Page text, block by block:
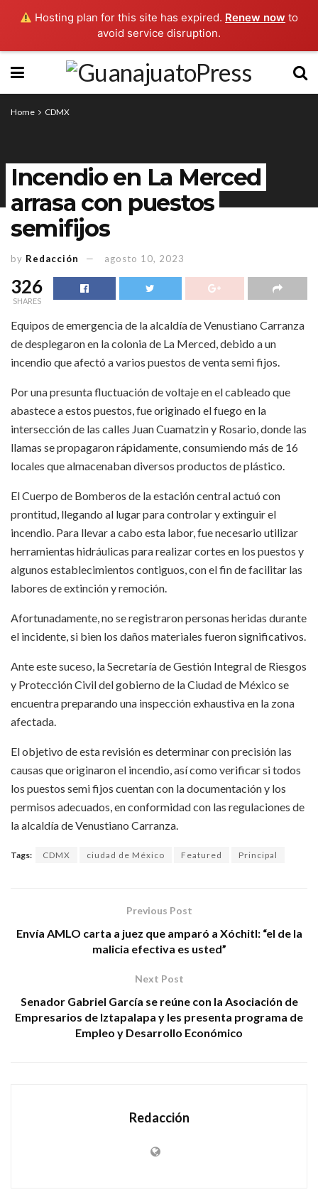
Hosting plan for this site has expired. Renew now to
avoid service disruption.
Home CDMX
Incendio en La Merced
arrasa con puestos
semifijos
by Redacción agosto 10, 2023
326
SHARES
Equipos de emergencia de la alcaldía de Venustiano Carranza
de desplegaron en la colonia de La Merced, debido a un
incendio que afectó a varios puestos de venta semi fijos.
Por una presunta fluctuación de voltaje en el cableado que
abastece a estos puestos, fue originado el fuego en la
intersección de las calles Juan Cuamatzin y Rosario, donde las
llamas se propagaron rápidamente, consumiendo más de 16
locales que almacenaban diversos productos de plástico.
El Cuerpo de Bomberos de la estación central actuó con
prontitud, llegando al lugar para controlar y extinguir el
incendio. Para llevar a cabo esta labor, fue necesario utilizar
herramientas hidráulicas para realizar cortes en los puestos y
algunos establecimientos contiguos, con el fin de facilitar las
labores de extinción y remoción.
Afortunadamente, no se registraron personas heridas durante
el incidente, si bien los daños materiales fueron significativos.
Ante este suceso, la Secretaría de Gestión Integral de Riesgos
y Protección Civil del gobierno de la Ciudad de México se
encuentra preparando una inspección exhaustiva en la zona
afectada.
El objetivo de esta revisión es determinar con precisión las
causas que originaron el incendio, así como verificar si todos
los puestos semi fijos cuentan con la documentación y los
permisos adecuados, en conformidad con las regulaciones de
la alcaldía de Venustiano Carranza.
Tags: CDMX ciudad de México Featured Principal
Previous Post
Envía AMLO carta a juez que amparó a Xóchitl: “el de la
malicia efectiva es usted”
Next Post
Senador Gabriel García se reúne con la Asociación de
Empresarios de Iztapalapa y les presenta programa de
Empleo y Desarrollo Económico
Redacción